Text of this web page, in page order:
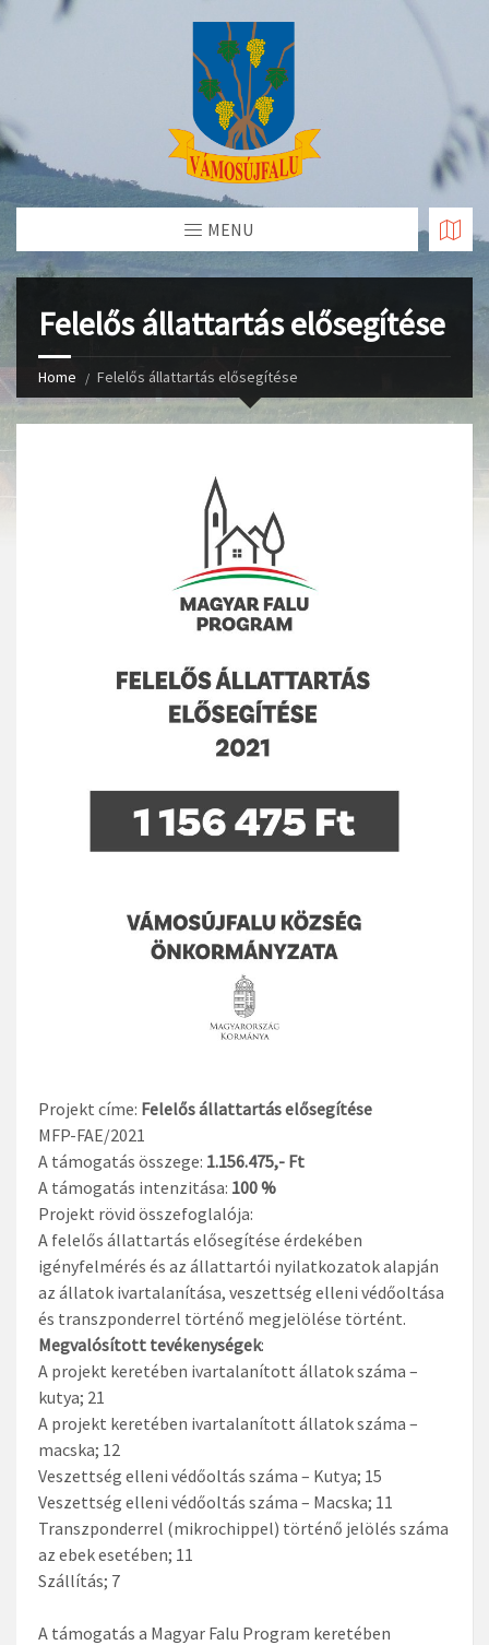
Skip
MENU
Felelős állattartás elősegítése
Home Felelős állattartás elősegítése
Projekt címe: Felelős állattartás elősegítése
MFP-FAE/2021
A támogatás összege: 1.156.475,- Ft
A támogatás intenzitása: 100 %
Projekt rövid összefoglalója:
A felelős állattartás elősegítése érdekében
igényfelmérés és az állattartói nyilatkozatok alapján
az állatok ivartalanítása, veszettség elleni védőoltása
és transzponderrel történő megjelölése történt.
Megvalósított tevékenységek:
A projekt keretében ivartalanított állatok száma –
kutya; 21
A projekt keretében ivartalanított állatok száma –
macska; 12
Veszettség elleni védőoltás száma – Kutya; 15
Veszettség elleni védőoltás száma – Macska; 11
Transzponderrel (mikrochippel) történő jelölés száma
az ebek esetében; 11
Szállítás; 7
A támogatás a Magyar Falu Program keretében